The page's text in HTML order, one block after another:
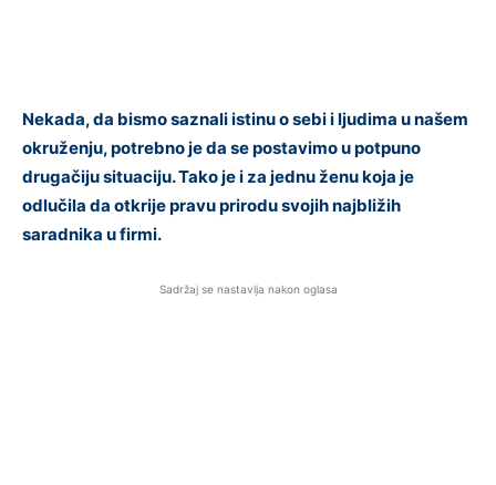
Nekada, da bismo saznali istinu o sebi i ljudima u našem
okruženju, potrebno je da se postavimo u potpuno
drugačiju situaciju. Tako je i za jednu ženu koja je
odlučila da otkrije pravu prirodu svojih najbližih
saradnika u firmi.
Sadržaj se nastavlja nakon oglasa